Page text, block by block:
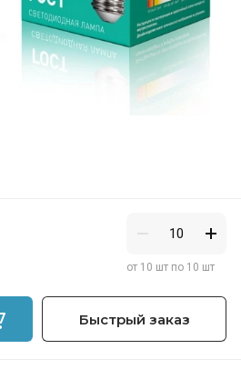
от 10 шт по 10 шт
Быстрый заказ